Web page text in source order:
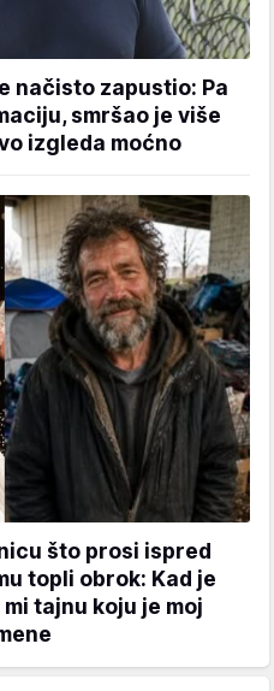
načisto zapustio: Pa
smršao je više
izgleda moćno
što prosi ispred
topli obrok: Kad je
tajnu koju je moj